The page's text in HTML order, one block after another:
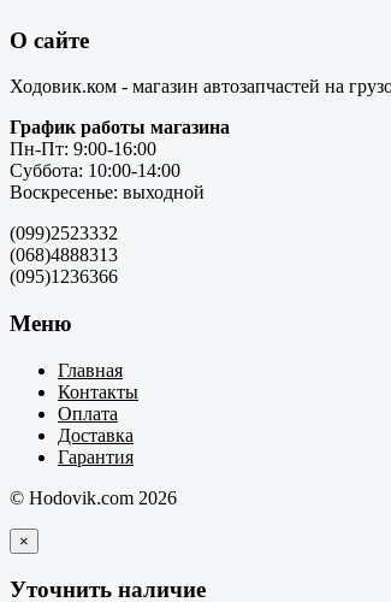
О сайте
Ходовик.ком - магазин автозапчастей на
График работы магазина
Пн-Пт: 9:00-16:00
Суббота: 10:00-14:00
Воскресенье: выходной
(099)2523332
(068)4888313
(095)1236366
Меню
Главная
Контакты
Оплата
Доставка
Гарантия
© Hodovik.com 2026
×
Уточнить наличие